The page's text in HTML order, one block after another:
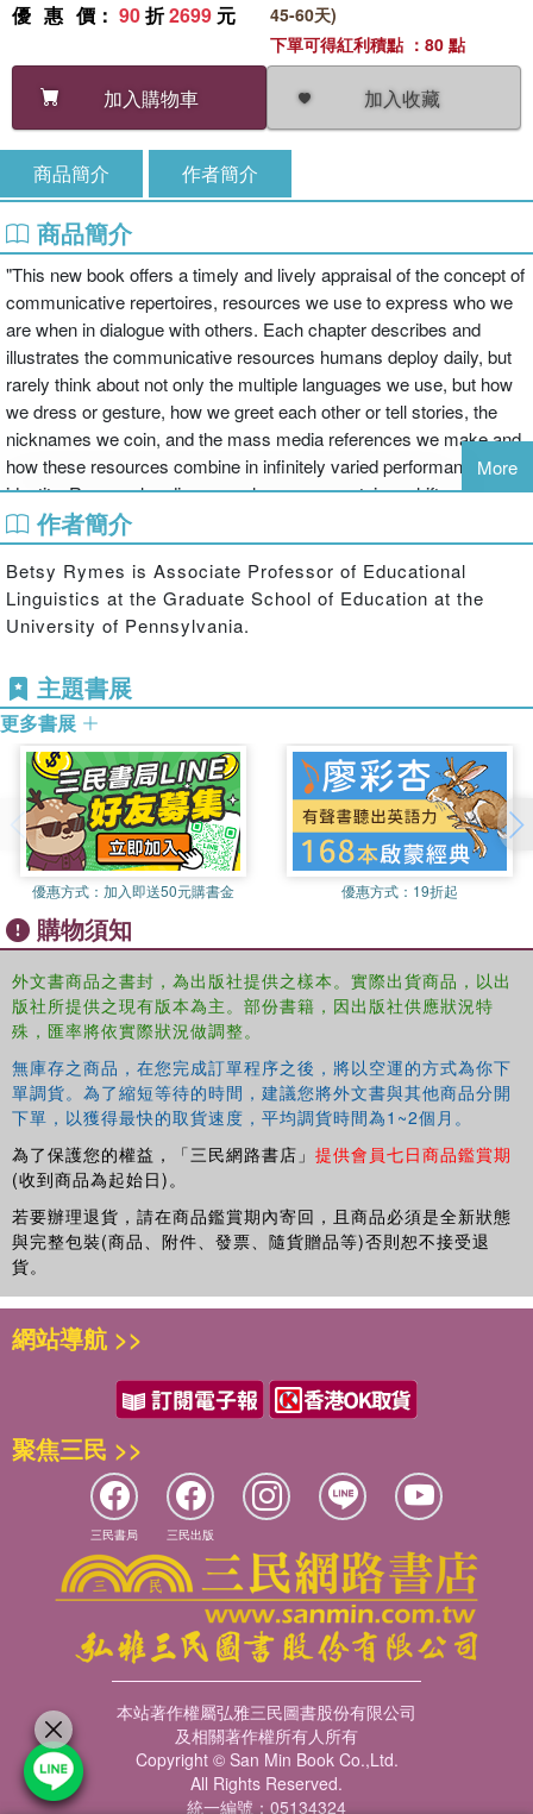
優惠價 ： 90折2699 元
加入購物車 加入收藏
45-60天)
下單可得紅利積點 ：80 點
商品簡介 作者簡介
商品簡介
"This new book offers a timely and lively appraisal of the concept of
communicative repertoires, resources we use to express who we
are when in dialogue with others. Each chapter describes and
illustrates the communicative resources humans deploy daily, but
rarely think about not only the multiple languages we use, but how
we dress or gesture, how we greet each other or tell stories, the
nicknames we coin, and the mass media references we make and
how these resources combine in infinitely varied performances of
identity. Rymes also discusses how our repertoires shift and grow
over the course of a lifetime, as well how a repertoire perspective
can lead to a rethinking of cultural diversity and human interaction,
from categorizing peoples differences to understanding how our
repertoires can expand and overlap with other, thereby helping us
to find common ground and communicate in increasingly
Rymes affirms the importance of the communicative repertoires
concept with highly engaging discussions and contemporary
examples from mass media, popular culture, and everyday life.
The result is a fresh and exciting work that will resonate with
students and scholars in sociolinguistics, intercultural
communication, applied linguistics, and education. "--
More
作者簡介
Betsy Rymes is Associate Professor of Educational
Linguistics at the Graduate School of Education at the
University of Pennsylvania.
主題書展
更多書展
優惠方式： 加入即送50元購書金 優惠方式： 19折起
購物須知
外文書商品之書封，為出版社提供之樣本。實際出貨商品，以出
版社所提供之現有版本為主。部份書籍，因出版社供應狀況特
殊，匯率將依實際狀況做調整。
無庫存之商品，在您完成訂單程序之後，將以空運的方式為你下
單調貨。為了縮短等待的時間，建議您將外文書與其他商品分開
下單，以獲得最快的取貨速度，平均調貨時間為1~2個月。
為了保護您的權益，「三民網路書店」 提供會員七日商品鑑賞期
(收到商品為起始日)。
若要辦理退貨，請在商品鑑賞期內寄回，且商品必須是全新狀態
與完整包裝(商品、附件、發票、隨貨贈品等)否則恕不接受退
貨。
網站導航 >>
聚焦三民 >>
三民書局 三民出版
本站著作權屬弘雅三民圖書股份有限公司
及相關著作權所有人所有
Copyright © San Min Book Co.,Ltd.
All Rights Reserved.
統一編號：05134324